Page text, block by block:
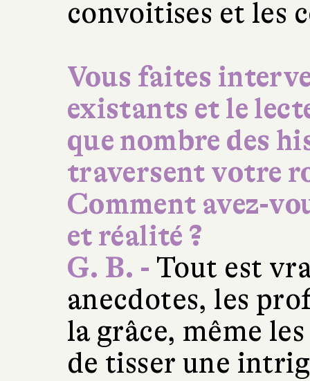
convoitises et les
Vous faites
existants et le
que nombre des
traversent votre
Comment avez-
et réalité ?
G. B. - Tout est
anecdotes, les
la grâce, même
de tisser une